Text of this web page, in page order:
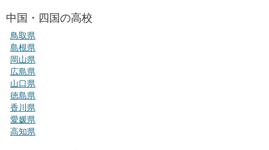
中国・四国の高校
鳥取県
島根県
岡山県
広島県
山口県
徳島県
香川県
愛媛県
高知県